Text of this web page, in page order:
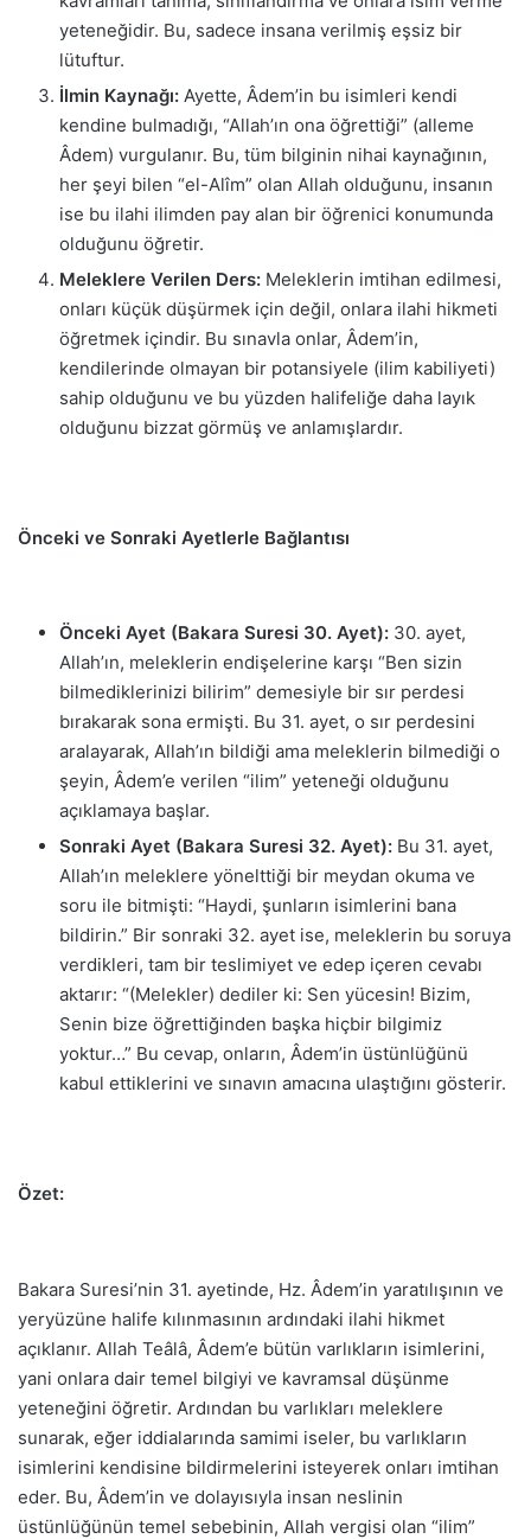
yeteneğidir. Bu, sadece insana verilmiş eşsiz bir
lütuftur.
İlmin Kaynağı: Ayette, Âdem’in bu isimleri kendi
kendine bulmadığı, “Allah’ın ona öğrettiği” (alleme
Âdem) vurgulanır. Bu, tüm bilginin nihai kaynağının,
her şeyi bilen “el-Alîm” olan Allah olduğunu, insanın
ise bu ilahi ilimden pay alan bir öğrenici konumunda
olduğunu öğretir.
Meleklere Verilen Ders: Meleklerin imtihan edilmesi,
onları küçük düşürmek için değil, onlara ilahi hikmeti
öğretmek içindir. Bu sınavla onlar, Âdem’in,
kendilerinde olmayan bir potansiyele (ilim kabiliyeti)
sahip olduğunu ve bu yüzden halifeliğe daha layık
olduğunu bizzat görmüş ve anlamışlardır.
Önceki ve Sonraki Ayetlerle Bağlantısı
Önceki Ayet (Bakara Suresi 30. Ayet): 30. ayet,
Allah’ın, meleklerin endişelerine karşı “Ben sizin
bilmediklerinizi bilirim” demesiyle bir sır perdesi
bırakarak sona ermişti. Bu 31. ayet, o sır perdesini
aralayarak, Allah’ın bildiği ama meleklerin bilmediği o
şeyin, Âdem’e verilen “ilim” yeteneği olduğunu
açıklamaya başlar.
Sonraki Ayet (Bakara Suresi 32. Ayet): Bu 31. ayet,
Allah’ın meleklere yönelttiği bir meydan okuma ve
soru ile bitmişti: “Haydi, şunların isimlerini bana
bildirin.” Bir sonraki 32. ayet ise, meleklerin bu soruya
verdikleri, tam bir teslimiyet ve edep içeren cevabı
aktarır: “(Melekler) dediler ki: Sen yücesin! Bizim,
Senin bize öğrettiğinden başka hiçbir bilgimiz
yoktur…” Bu cevap, onların, Âdem’in üstünlüğünü
kabul ettiklerini ve sınavın amacına ulaştığını gösterir.
Özet:
Bakara Suresi’nin 31. ayetinde, Hz. Âdem’in yaratılışının ve
yeryüzüne halife kılınmasının ardındaki ilahi hikmet
açıklanır. Allah Teâlâ, Âdem’e bütün varlıkların isimlerini,
yani onlara dair temel bilgiyi ve kavramsal düşünme
yeteneğini öğretir. Ardından bu varlıkları meleklere
sunarak, eğer iddialarında samimi iseler, bu varlıkların
isimlerini kendisine bildirmelerini isteyerek onları imtihan
eder. Bu, Âdem’in ve dolayısıyla insan neslinin
üstünlüğünün temel sebebinin, Allah vergisi olan “ilim”